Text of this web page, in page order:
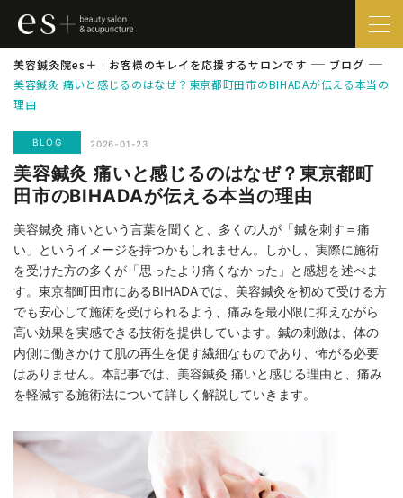
美容鍼灸院es＋｜お客様のキレイを応援するサロンです
ブログ
美容鍼灸 痛いと感じるのはなぜ？東京都町田市のBIHADAが伝える本当の
理由
BLOG 2026-01-23
美容鍼灸 痛いと感じるのはなぜ？東京都町
田市のBIHADAが伝える本当の理由
美容鍼灸 痛いという言葉を聞くと、多くの人が「鍼を刺す＝痛
い」というイメージを持つかもしれません。しかし、実際に施術
を受けた方の多くが「思ったより痛くなかった」と感想を述べま
す。東京都町田市にあるBIHADAでは、美容鍼灸を初めて受ける方
でも安心して施術を受けられるよう、痛みを最小限に抑えながら
高い効果を実感できる技術を提供しています。鍼の刺激は、体の
内側に働きかけて肌の再生を促す繊細なものであり、怖がる必要
はありません。本記事では、美容鍼灸 痛いと感じる理由と、痛み
を軽減する施術法について詳しく解説していきます。